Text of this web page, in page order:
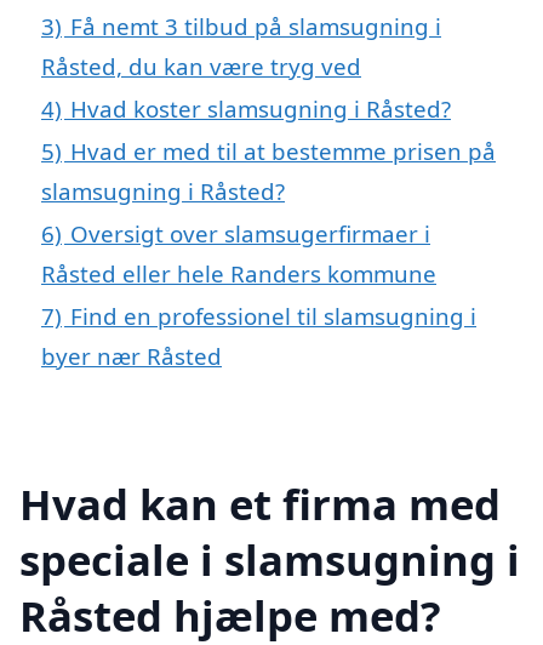
3) Få nemt 3 tilbud på slamsugning i
Råsted, du kan være tryg ved
4) Hvad koster slamsugning i Råsted?
5) Hvad er med til at bestemme prisen på
slamsugning i Råsted?
6) Oversigt over slamsugerfirmaer i
Råsted eller hele Randers kommune
7) Find en professionel til slamsugning i
byer nær Råsted
Hvad kan et firma med
speciale i slamsugning i
Råsted hjælpe med?